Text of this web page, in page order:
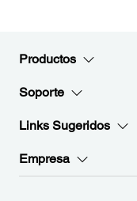
Productos
Soporte
Links Sugeridos
Empresa